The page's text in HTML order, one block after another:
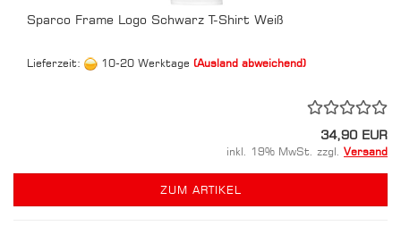
Sparco Frame Logo Schwarz T-Shirt Weiß
Lieferzeit: 10-20 Werktage (Ausland abweichend)
34,90 EUR
inkl. 19% MwSt. zzgl. Versand
ZUM ARTIKEL